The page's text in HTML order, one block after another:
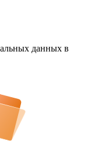
данных в